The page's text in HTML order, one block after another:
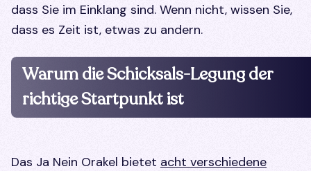
dass Sie im Einklang sind. Wenn nicht, wissen Sie,
dass es Zeit ist, etwas zu andern.
Warum die Schicksals-Legung der
richtige Startpunkt ist
Das Ja Nein Orakel bietet acht verschiedene